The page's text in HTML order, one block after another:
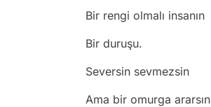
Bir rengi olmalı insanın
Bir duruşu.
Seversin sevmezsin
Ama bir omurga ararsın